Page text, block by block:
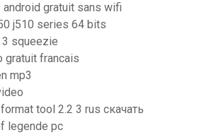
gratuit sans wifi
j510 series 64 bits
squeezie
gratuit francais
mp3
tool 2.2 3 rus скачать
legende pc